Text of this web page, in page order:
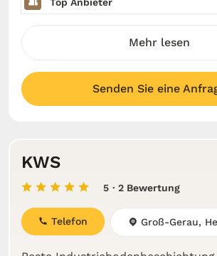
Mehr lesen
Senden Sie eine
KWS
5 · 2 Bewertung
Telefon Groß-Gerau,